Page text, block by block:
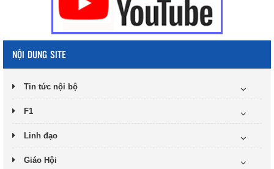
NỘI DUNG SITE
Tin tức nội bộ
F1
Linh đạo
Giáo Hội